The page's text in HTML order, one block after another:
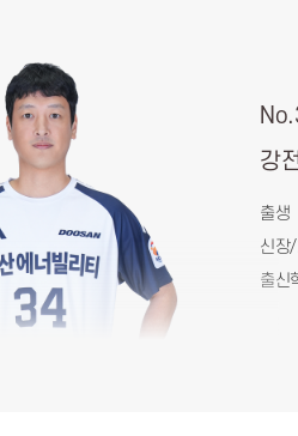
강
출생
신장
출신